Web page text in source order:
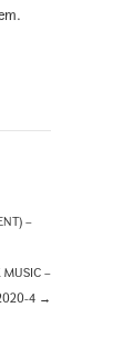
–
MUSIC –
4 →